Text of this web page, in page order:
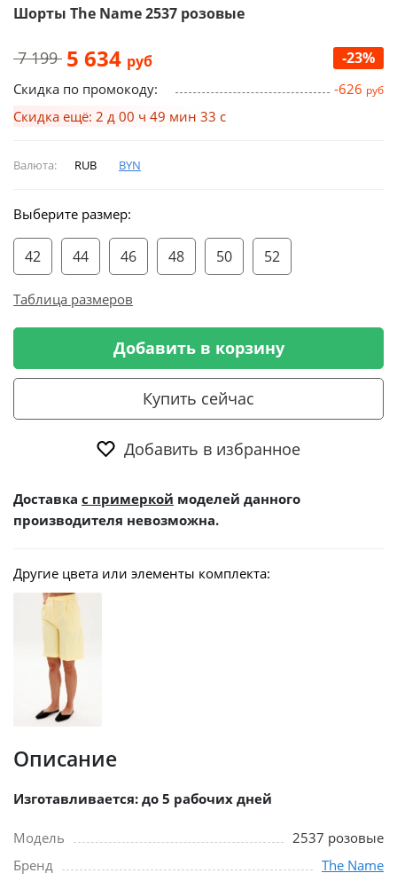
Шорты The Name 2537 розовые
7 199 5 634 руб -23%
Скидка по промокоду: -626 руб
Скидка ещё: 2 д 00 ч 49 мин 32 с
Валюта: RUB BYN
Выберите размер:
42 44 46 48 50 52
Таблица размеров
Добавить в корзину
Купить сейчас
Добавить в избранное
Доставка с примеркой моделей данного
производителя невозможна.
Другие цвета или элементы комплекта:
Описание
Изготавливается: до 5 рабочих дней
Модель
2537 розовые
Бренд
The Name